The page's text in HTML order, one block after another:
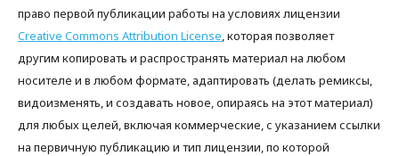
право первой публикации работы на условиях лицензии
Creative Commons Attribution License, которая позволяет
другим копировать и распространять материал на любом
носителе и в любом формате, адаптировать (делать ремиксы,
видоизменять, и создавать новое, опираясь на этот материал)
для любых целей, включая коммерческие, с указанием ссылки
на первичную публикацию и тип лицензии, по которой